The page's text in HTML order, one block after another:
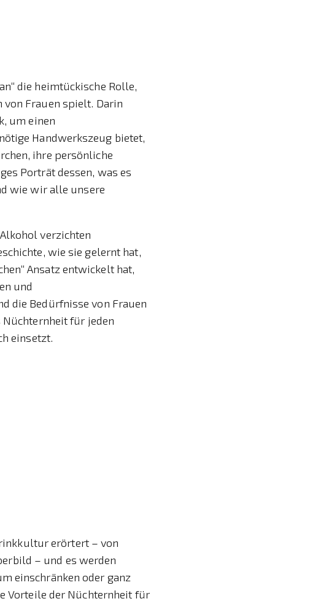
die heimtückische Rolle,
von Frauen spielt. Darin
um einen
Handwerkszeug bietet,
ihre persönliche
Porträt dessen, was es
wie wir alle unsere
verzichten
wie sie gelernt hat,
Ansatz entwickelt hat,
und
die Bedürfnisse von Frauen
für jeden
einsetzt.
erörtert – von
– und es werden
einschränken oder ganz
Vorteile der Nüchternheit für